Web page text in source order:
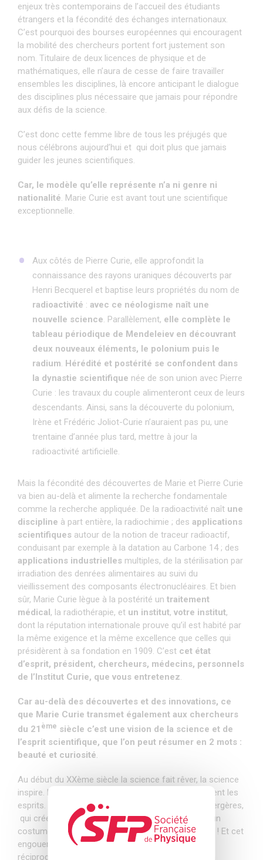
enjeux très contemporains de l’accueil des étudiants
étrangers et la fécondité des échanges internationaux.
C’est pourquoi des bourses européennes qui encouragent
la mobilité des chercheurs portent fort justement son
nom. Titulaire de deux licences de physique et de
mathématiques, elle n’aura de cesse de faire travailler
ensembles les disciplines, là encore anticipant le dialogue
des disciplines plus nécessaire que jamais pour répondre
aux défis de la science.
C’est donc cette femme libre de tous les préjugés que
nous célébrons aujourd’hui et qui doit plus que jamais
guider les jeunes scientifiques.
Car, le modèle qu’elle représente n’a ni genre ni
nationalité. Marie Curie est avant tout une scientifique
exceptionnelle.
Aux côtés de Pierre Curie, elle approfondit la
connaissance des rayons uraniques découverts par
Henri Becquerel et baptise leurs propriétés du nom de
radioactivité : avec ce néologisme naît une
nouvelle science. Parallèlement, elle complète le
tableau périodique de Mendeleiev en découvrant
deux nouveaux éléments, le polonium puis le
radium. Hérédité et postérité se confondent dans
la dynastie scientifique née de son union avec Pierre
Curie : les travaux du couple alimenteront ceux de leurs
descendants. Ainsi, sans la découverte du polonium,
Irène et Frédéric Joliot-Curie n’auraient pas pu, une
trentaine d’année plus tard, mettre à jour la
radioactivité artificielle.
Mais la fécondité des découvertes de Marie et Pierre Curie
va bien au-delà et alimente la recherche fondamentale
comme la recherche appliquée. De la radioactivité naît une
discipline à part entière, la radiochimie ; des applications
scientifiques autour de la notion de traceur radioactif,
conduisant par exemple à la datation au Carbone 14 ; des
applications industrielles multiples, de la stérilisation par
irradiation des denrées alimentaires au suivi du
vieillissement des composants électronucléaires. Et bien
sûr, Marie Curie lègue à la postérité un traitement
médical, la radiothérapie, et un institut, votre institut,
dont la réputation internationale prouve qu’il est habité par
la même exigence et la même excellence que celles qui
présidèrent à sa fondation en 1909. C’est cet état
d’esprit, président, chercheurs, médecins, personnels
de l’Institut Curie, que vous entretenez.
Car au-delà des découvertes et des innovations, ce
que Marie Curie transmet également aux chercheurs
du 21 ème siècle c’est une vision de la science et de
l’esprit scientifique, que l’on peut résumer en 2 mots :
beauté et curiosité.
Au début du XXème siècle la science fait rêver, la science
inspire. Les découvertes des époux Curie enflamment les
esprits. Pensons à Loïe Füller, l’artiste des Folies Bergères,
qui crée la « Danse du radium » tout en imaginant un
costume lumineux fait d’ailes de papillon au radium ! Et cet
engouement de l’art pour la science est en partie
réciproque.